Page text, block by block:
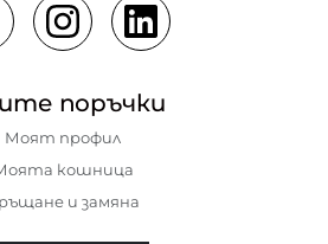
поръчки
Моят профил
кошница
и замяна